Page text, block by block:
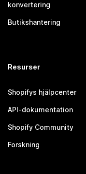
konvertering
Butikshantering
Resurser
Shopifys hjälpcenter
API-dokumentation
Shopify Community
Forskning